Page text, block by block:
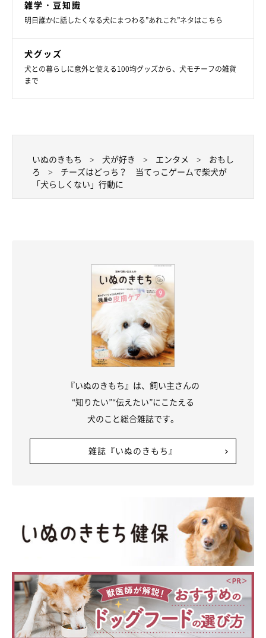
雑学・豆知識
明日誰かに話したくなる犬にまつわる”あれこれ”ネタはこちら
犬グッズ
犬との暮らしに意外と使える100均グッズから、犬モチーフの雑貨
まで
いぬのきもち 犬が好き エンタメ
おもし
ろ
チーズはどっち？ 当てっこゲームで柴犬が
「犬らしくない」行動に
『いぬのきもち』は、飼い主さんの
“知りたい”“伝えたい”にこたえる
犬のこと総合雑誌です。
雑誌『いぬのきもち』